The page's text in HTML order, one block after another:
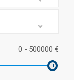
€
0 - 500000